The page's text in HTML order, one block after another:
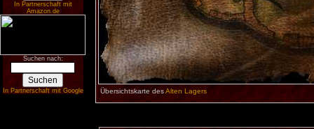
In Partnerschaft mit
Amazon.de
Suchen nach:
In Partnerschaft mit Google Übersichtskarte desAlten Lagers